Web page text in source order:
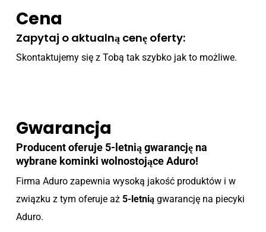
Cena
Zapytaj o aktualną cenę oferty:
Skontaktujemy się z Tobą tak szybko jak to możliwe.
Gwarancja
Producent oferuje 5-letnią gwarancję na
wybrane kominki wolnostojące Aduro!
Firma Aduro zapewnia wysoką jakość produktów i w
związku z tym oferuje aż 5-letniągwarancję na piecyki
Aduro.